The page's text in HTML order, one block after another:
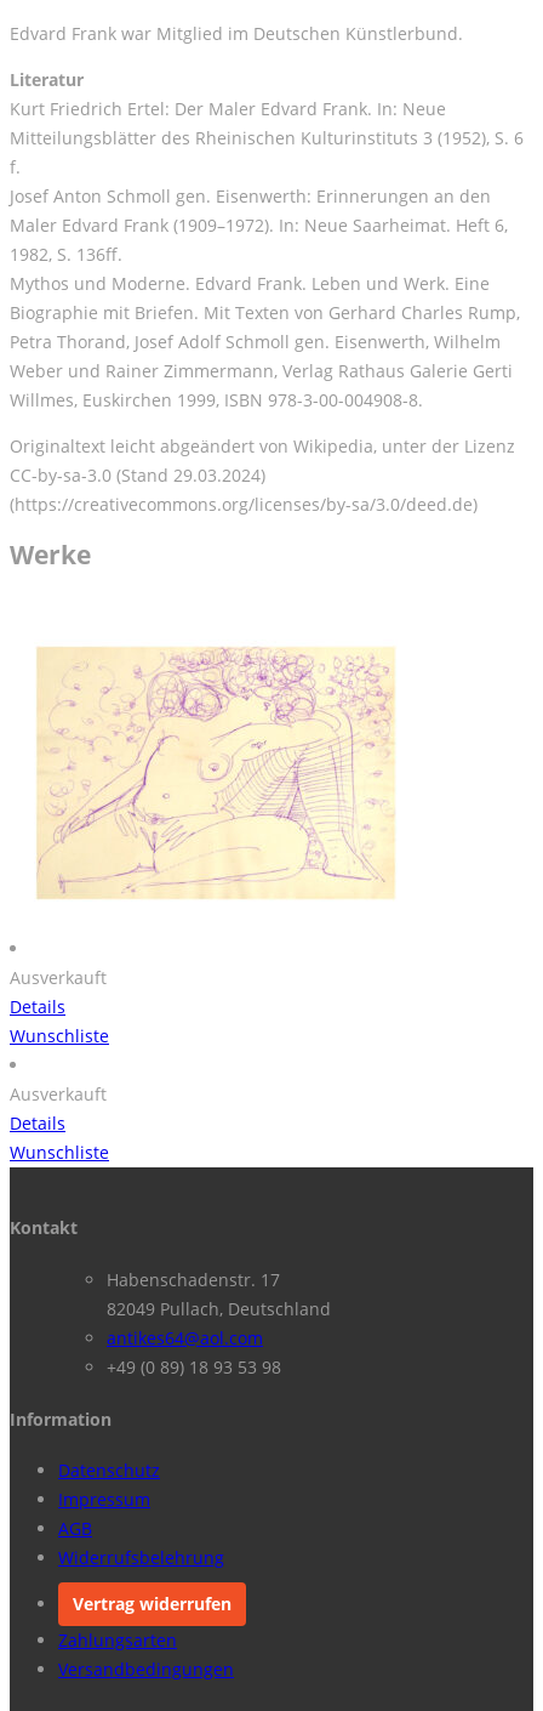
Edvard Frank war Mitglied im Deutschen Künstlerbund.
Literatur
Kurt Friedrich Ertel: Der Maler Edvard Frank. In: Neue
Mitteilungsblätter des Rheinischen Kulturinstituts 3 (1952), S. 6
f.
Josef Anton Schmoll gen. Eisenwerth: Erinnerungen an den
Maler Edvard Frank (1909–1972). In: Neue Saarheimat. Heft 6,
1982, S. 136ff.
Mythos und Moderne. Edvard Frank. Leben und Werk. Eine
Biographie mit Briefen. Mit Texten von Gerhard Charles Rump,
Petra Thorand, Josef Adolf Schmoll gen. Eisenwerth, Wilhelm
Weber und Rainer Zimmermann, Verlag Rathaus Galerie Gerti
Willmes, Euskirchen 1999, ISBN 978-3-00-004908-8.
Originaltext leicht abgeändert von Wikipedia, unter der Lizenz
CC-by-sa-3.0 (Stand 29.03.2024)
(https://creativecommons.org/licenses/by-sa/3.0/deed.de)
Werke
Ausverkauft
Details
Wunschliste
Ausverkauft
Details
Wunschliste
Kontakt
Habenschadenstr. 17
82049 Pullach, Deutschland
antikes64@aol.com
+49 (0 89) 18 93 53 98
Information
Datenschutz
Impressum
AGB
Widerrufsbelehrung
Vertrag widerrufen
Zahlungsarten
Versandbedingungen